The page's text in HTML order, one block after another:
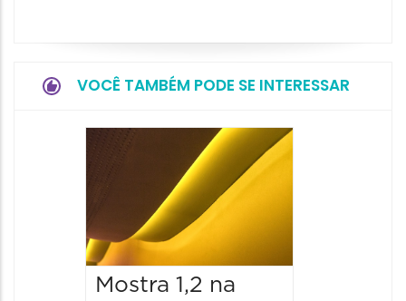
VOCÊ TAMBÉM PODE SE INTERESSAR
Mostra 1,2 na